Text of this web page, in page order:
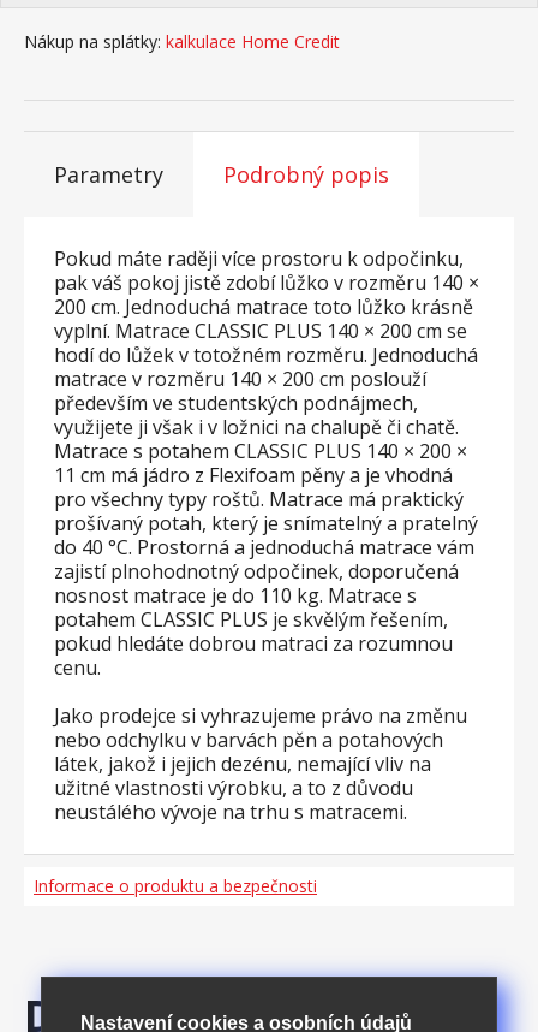
Nákup na splátky: kalkulace Home Credit
Parametry Podrobný popis
Pokud máte raději více prostoru k odpočinku,
pak váš pokoj jistě zdobí lůžko v rozměru 140 ×
200 cm. Jednoduchá matrace toto lůžko krásně
vyplní. Matrace CLASSIC PLUS 140 × 200 cm se
hodí do lůžek v totožném rozměru. Jednoduchá
matrace v rozměru 140 × 200 cm poslouží
především ve studentských podnájmech,
využijete ji však i v ložnici na chalupě či chatě.
Matrace s potahem CLASSIC PLUS 140 × 200 ×
11 cm má jádro z Flexifoam pěny a je vhodná
pro všechny typy roštů. Matrace má praktický
prošívaný potah, který je snímatelný a pratelný
do 40 °C. Prostorná a jednoduchá matrace vám
zajistí plnohodnotný odpočinek, doporučená
nosnost matrace je do 110 kg. Matrace s
potahem CLASSIC PLUS je skvělým řešením,
pokud hledáte dobrou matraci za rozumnou
cenu.
Jako prodejce si vyhrazujeme právo na změnu
nebo odchylku v barvách pěn a potahových
látek, jakož i jejich dezénu, nemající vliv na
užitné vlastnosti výrobku, a to z důvodu
neustálého vývoje na trhu s matracemi.
Informace o produktu a bezpečnosti
Doporučujeme
Nastavení cookies a osobních údajů